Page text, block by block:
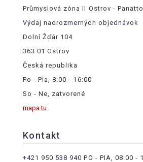
Průmyslová zóna II Ostrov -
Výdaj nadrozmerných objednávok
Dolní Žďár 104
363 01 Ostrov
Česká republika
Po - Pia, 8:00 - 16:00
So - Ne, zatvorené
mapa tu
Kontakt
+421 950 538 940 PO - PIA, 08:00 -